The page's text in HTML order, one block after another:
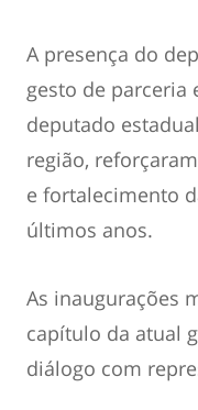
A presença do
gesto de parceria
deputado
região,
e fortalecimento
últimos anos.
As inaugurações
capítulo da atual
diálogo com